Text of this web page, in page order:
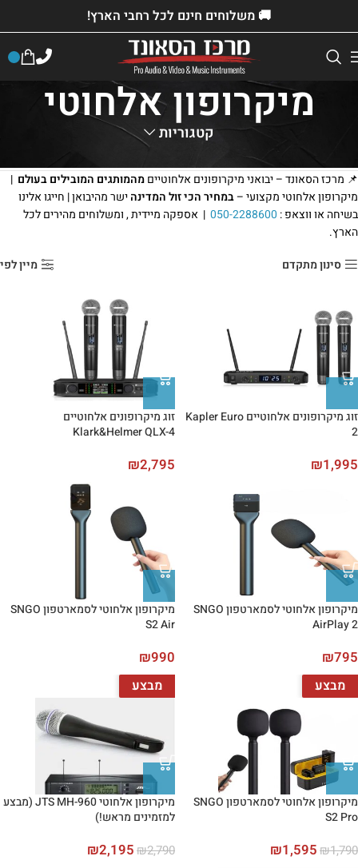
🚚 משלוחים חינם לכל רחבי הארץ!
מיקרופון אלחוטי
קטגוריות
מיקרופון אלחוטי
📌 מרכז הסאונד – יבואני מיקרופונים אלחוטייםמהמותגים המובילים בעולם |
מיקרופון אלחוטי מקצועי –במחיר הכי זול המדינהישר מהיבואן | חייגו אלינו
בשיחה או ווצאפ : 050-2288600 | אספקה מיידית , ומשלוחים מהירים לכל
הארץ.
סינון מתקדם
מיין לפי
זוג מיקרופונים אלחוטיים Kapler Euro
2
₪1,995
זוג מיקרופונים אלחוטיים
Klark&Helmer QLX-4
₪2,795
מיקרופון אלחוטי לסמארטפון SNGO
AirPlay 2
₪795
מיקרופון אלחוטי לסמארטפון SNGO
S2 Air
₪990
מבצע
מיקרופון אלחוטי לסמארטפון SNGO
S2 Pro
₪1,790
₪1,595
מבצע
מיקרופון אלחוטי JTS MH-960 (מבצע
למזמינים מראש!)
₪2,790
₪2,195